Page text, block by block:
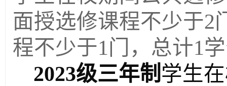
面授选修课程不少于2
程不少于1门，总计1
2023级三年制学生